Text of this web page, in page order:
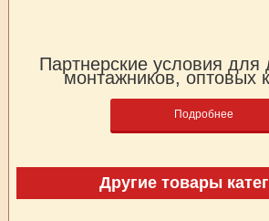
Партнерские условия для
монтажников, оптовых
Подробнее
Другие товары